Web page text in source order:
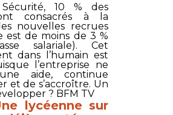
, 10 % des
consacrés à la
nouvelles recrues
est de moins de 3 %
salariale). Cet
dans l’humain est
l’entreprise ne
aide, continue
et de s’accroître. Un
? BFM TV
lycéenne sur